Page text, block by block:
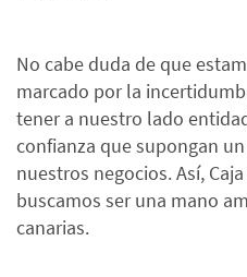
No cabe duda de que
marcado por la
tener a nuestro lado
confianza que supongan
nuestros negocios. Así,
buscamos ser una mano
canarias.